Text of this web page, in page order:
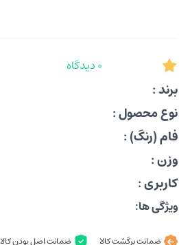
0 دیدگاه
برند :
نوع محصول :
فام (رنگ) :
وزن :
کاربری :
ویژگی ها:
ضمانت برگشت کالا ضمانت اصل بودن کالا